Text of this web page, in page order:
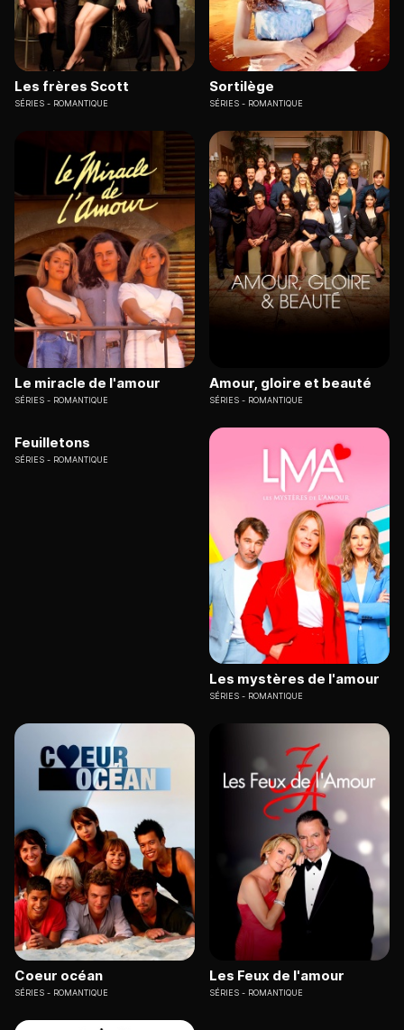
Les frères Scott
SÉRIES ROMANTIQUE
Sortilège
SÉRIES ROMANTIQUE
Le miracle de l'amour
SÉRIES ROMANTIQUE
Amour, gloire et beauté
SÉRIES ROMANTIQUE
Feuilletons
SÉRIES ROMANTIQUE
Les mystères de l'amour
SÉRIES ROMANTIQUE
Coeur océan
SÉRIES ROMANTIQUE
Les Feux de l'amour
SÉRIES ROMANTIQUE